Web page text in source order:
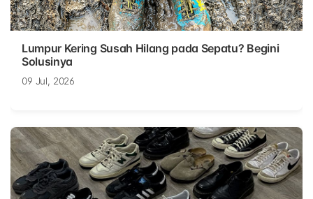
Lumpur Kering Susah Hilang pada Sepatu? Begini
Solusinya
09 Jul, 2026